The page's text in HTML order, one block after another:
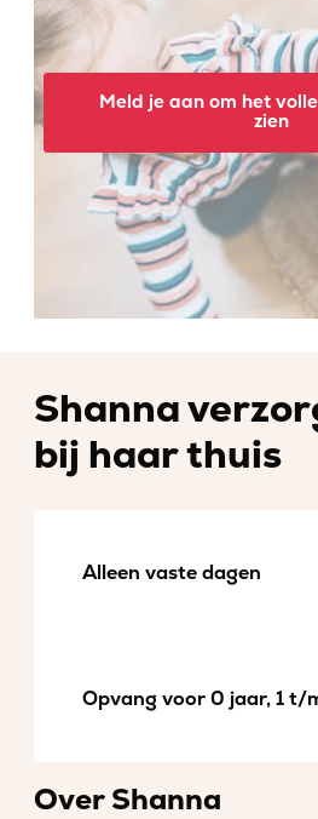
Meld je aan om het
zien
Shanna
bij haar thuis
Alleen vaste dagen
Opvang voor 0 jaar, 1 t/
Over Shanna